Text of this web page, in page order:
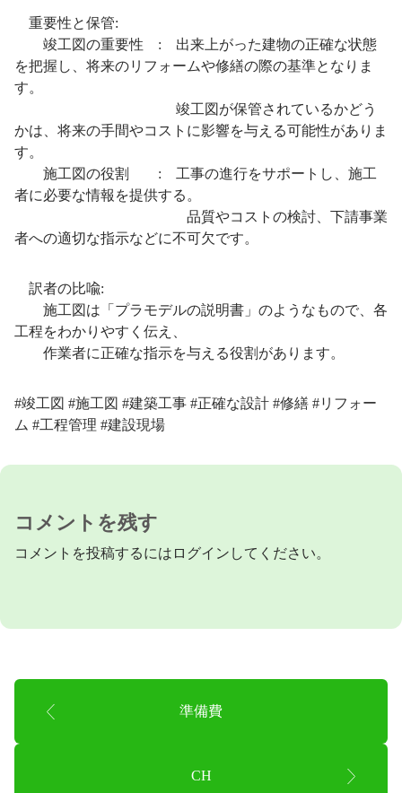
重要性と保管:
竣工図の重要性 : 出来上がった建物の正確な状態
を把握し、将来のリフォームや修繕の際の基準となりま
す。
竣工図が保管されているかどう
かは、将来の手間やコストに影響を与える可能性がありま
す。
施工図の役割 : 工事の進行をサポートし、施工
者に必要な情報を提供する。
品質やコストの検討、下請事業
者への適切な指示などに不可欠です。
訳者の比喩:
施工図は「プラモデルの説明書」のようなもので、各
工程をわかりやすく伝え、
作業者に正確な指示を与える役割があります。
#竣工図 #施工図 #建築工事 #正確な設計 #修繕 #リフォー
ム #工程管理 #建設現場
コメントを残す
コメントを投稿するには ログイン してください。
準備費
CH